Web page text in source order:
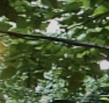
VÁROSUNKRÓL
LAKOSSÁGI
INFORMÁCIÓK
HASZNOS
KVÍZ